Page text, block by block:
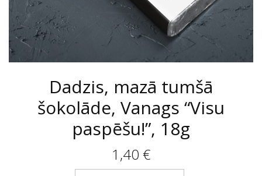
Dadzis, mazā tumšā
šokolāde, Vanags “Visu
paspēšu!”, 18g
1,40 €